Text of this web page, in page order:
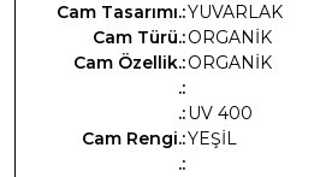
Cam Tasarımı.:YUVARLAK
Cam Türü.:ORGANİK
Cam Özellik.:ORGANİK
.:
.:UV 400
Cam Rengi.:YEŞİL
.: